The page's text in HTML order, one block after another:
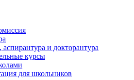
и докторантура
курсы
для школьников